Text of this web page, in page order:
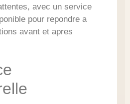
avec un service
pour repondre a
avant et apres